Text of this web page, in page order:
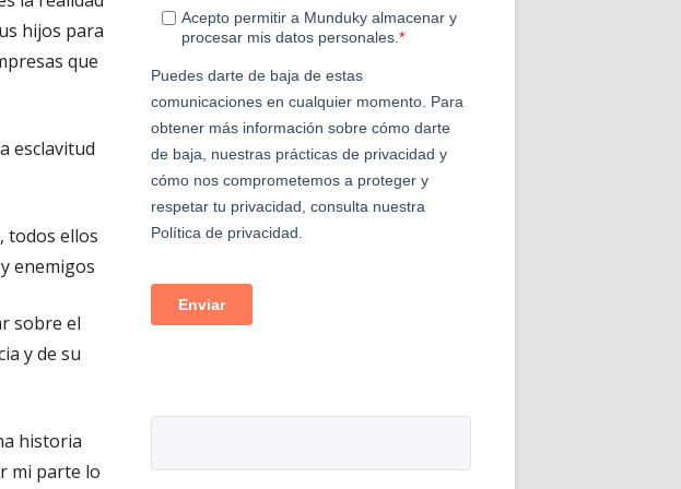
hijos para
que
esclavitud
todos ellos
enemigos
sobre el
y de su
historia
mi parte lo